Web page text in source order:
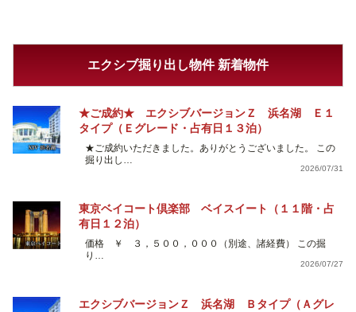
エクシブ掘り出し物件 新着物件
★ご成約★ エクシブバージョンＺ 浜名湖 Ｅ１
タイプ（Ｅグレード・占有日１３泊）
★ご成約いただきました。ありがとうございました。 この
掘り出し…
2026/07/31
東京ベイコート倶楽部 ベイスイート（１１階・占
有日１２泊）
価格 ￥ ３，５００，０００（別途、諸経費） この掘
り…
2026/07/27
エクシブバージョンＺ 浜名湖 Ｂタイプ（Ａグレ